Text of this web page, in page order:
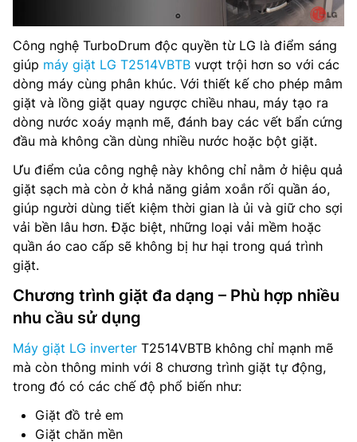
Công nghệ TurboDrum độc quyền từ LG là điểm sáng
giúp máy giặt LG T2514VBTB vượt trội hơn so với các
dòng máy cùng phân khúc. Với thiết kế cho phép mâm
giặt và lồng giặt quay ngược chiều nhau, máy tạo ra
dòng nước xoáy mạnh mẽ, đánh bay các vết bẩn cứng
đầu mà không cần dùng nhiều nước hoặc bột giặt.
Ưu điểm của công nghệ này không chỉ nằm ở hiệu quả
giặt sạch mà còn ở khả năng giảm xoắn rối quần áo,
giúp người dùng tiết kiệm thời gian là ủi và giữ cho sợi
vải bền lâu hơn. Đặc biệt, những loại vải mềm hoặc
quần áo cao cấp sẽ không bị hư hại trong quá trình
giặt.
Chương trình giặt đa dạng – Phù hợp nhiều
nhu cầu sử dụng
Máy giặt LG inverter T2514VBTB không chỉ mạnh mẽ
mà còn thông minh với 8 chương trình giặt tự động,
trong đó có các chế độ phổ biến như:
Giặt đồ trẻ em
Giặt chăn mền